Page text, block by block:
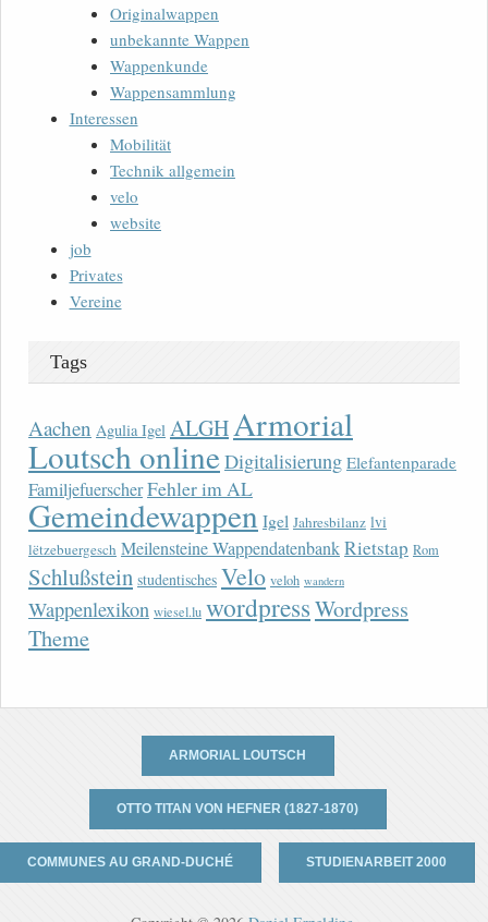
Originalwappen
unbekannte Wappen
Wappenkunde
Wappensammlung
Interessen
Mobilität
Technik allgemein
velo
website
job
Privates
Vereine
Tags
Aachen Agulia Igel ALGHArmorial
Loutsch onlineDigitalisierung Elefantenparade
FamiljefuerscherFehler im AL
Gemeindewappen Igel Jahresbilanz lvi
lëtzebuergesch Meilensteine WappendatenbankRietstap Rom
Schlußstein studentisches Velo veloh wandern
Wappenlexikon wiesel.lu wordpressWordpress
Theme
ARMORIAL LOUTSCH
OTTO TITAN VON HEFNER (1827-1870)
COMMUNES AU GRAND-DUCHÉ STUDIENARBEIT 2000